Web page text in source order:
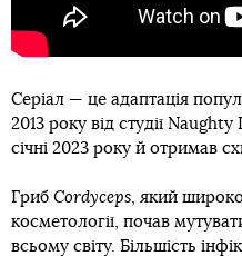
Серіал — це адаптація
2013 року від студії
січні 2023 року й отримав
Гриб Cordyceps , який
косметології, почав
всьому світу. Більшість